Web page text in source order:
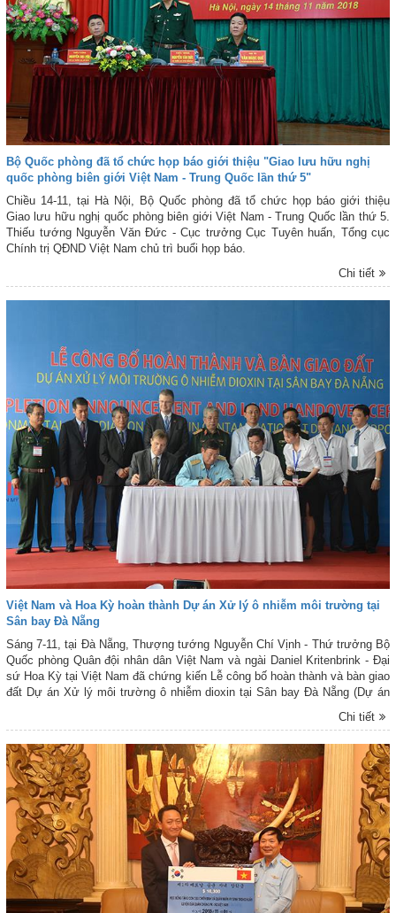
Bộ Quốc phòng đã tổ chức họp báo giới thiệu "Giao lưu hữu nghị
quốc phòng biên giới Việt Nam - Trung Quốc lần thứ 5"
Chiều 14-11, tại Hà Nội, Bộ Quốc phòng đã tổ chức họp báo giới thiệu
Giao lưu hữu nghị quốc phòng biên giới Việt Nam - Trung Quốc lần thứ 5.
Thiếu tướng Nguyễn Văn Đức - Cục trưởng Cục Tuyên huấn, Tổng cục
Chính trị QĐND Việt Nam chủ trì buổi họp báo.
Chi tiết
Việt Nam và Hoa Kỳ hoàn thành Dự án Xử lý ô nhiễm môi trường tại
Sân bay Đà Nẵng
Sáng 7-11, tại Đà Nẵng, Thượng tướng Nguyễn Chí Vịnh - Thứ trưởng Bộ
Quốc phòng Quân đội nhân dân Việt Nam và ngài Daniel Kritenbrink - Đại
sứ Hoa Kỳ tại Việt Nam đã chứng kiến Lễ công bố hoàn thành và bàn giao
đất Dự án Xử lý môi trường ô nhiễm dioxin tại Sân bay Đà Nẵng (Dự án
Chi tiết